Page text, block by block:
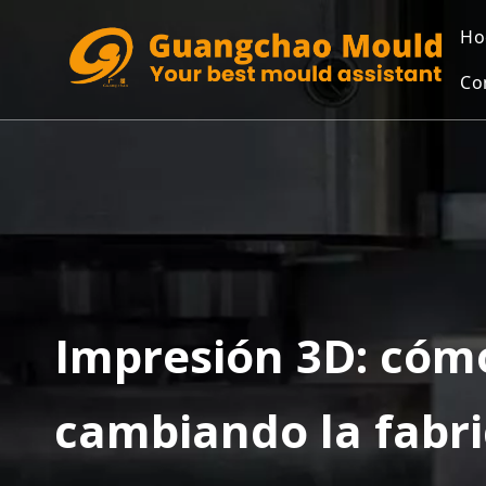
Impresión 3D:
cambiando la